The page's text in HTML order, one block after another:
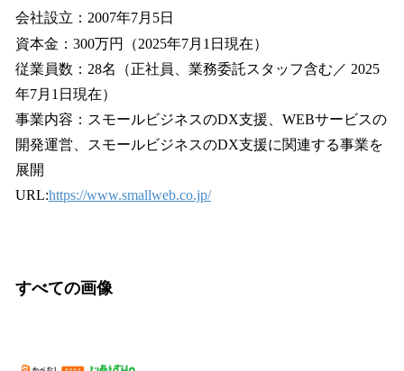
会社設立：2007年7月5日
資本金：300万円（2025年7月1日現在）
従業員数：28名（正社員、業務委託スタッフ含む／ 2025
年7月1日現在）
事業内容：スモールビジネスのDX支援、WEBサービスの
開発運営、スモールビジネスのDX支援に関連する事業を
展開
URL:https://www.smallweb.co.jp/
すべての画像